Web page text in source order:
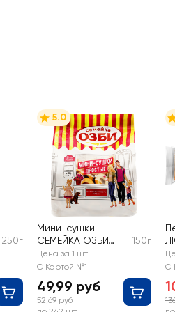
250г
5.0
Мини-сушки
СЕМЕЙКА ОЗБИ
Простые
150г
Цена за 1 шт
С Картой №1
49,99 руб
52,69 руб
С